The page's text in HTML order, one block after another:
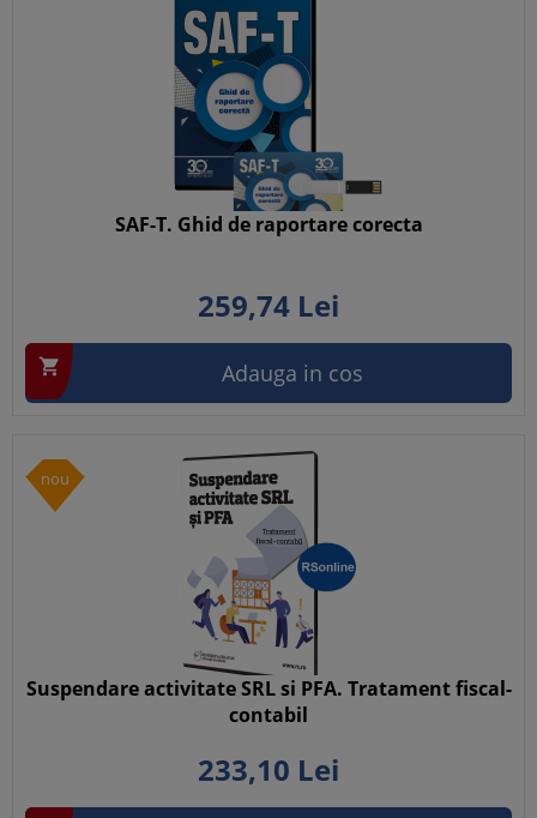
SAF-T. Ghid de raportare corecta
259,74 Lei
 Adauga in cos
nou
Suspendare activitate SRL si PFA. Tratament fiscal-
contabil
233,10 Lei